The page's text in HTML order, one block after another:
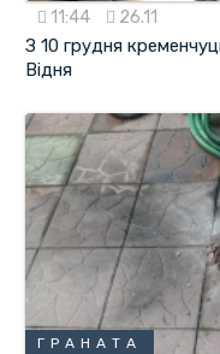
11:44 26.11
З 10 грудня
Відня
ГРАНАТА